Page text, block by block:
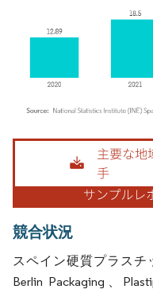
画像 © Mordor Intelligence。再
競合状況
スペイン硬質プラスチ
Berlin Packaging、